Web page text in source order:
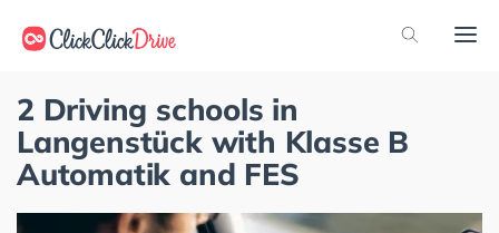
2 Driving schools in
Langenstück with Klasse B
Automatik and FES